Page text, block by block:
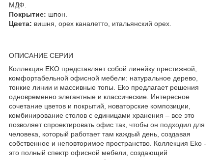
МДФ.
Покрытие: шпон.
Цвета: вишня, орех каналетто, итальянский орех.
ОПИСАНИЕ СЕРИИ
Коллекция EKO представляет собой линейку престижной,
комфортабельной офисной мебели: натуральное дерево,
тонкие линии и массивные топы. Eko предлагает решения
одновременно элегантные и классические. Интересное
сочетание цветов и покрытий, новаторские композиции,
комбинирование столов с единицами хранения – все это
позволяет спроектировать офис так, чтобы он подходил для
человека, который работает там каждый день, создавая
собственное и неповторимое пространство. Коллекция Eko -
это полный спектр офисной мебели, создающий